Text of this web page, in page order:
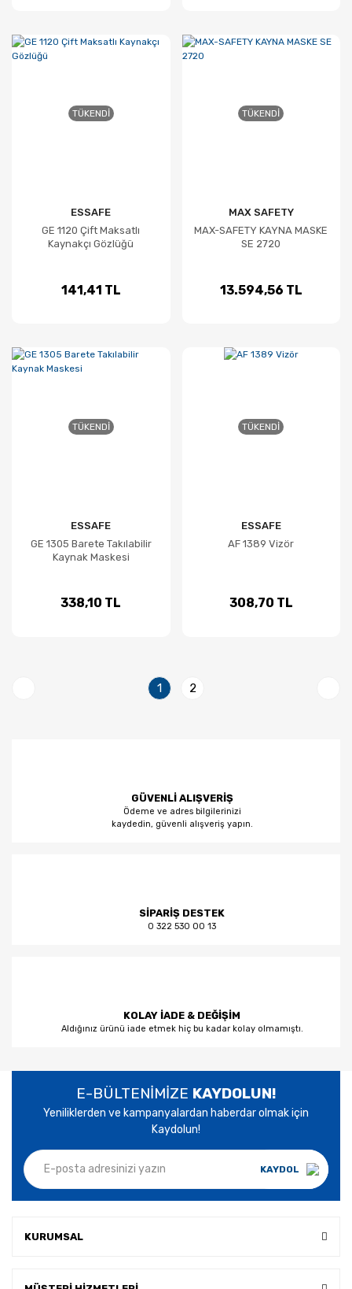
TÜKENDI
ESSAFE
GE 1120 Çift Maksatlı
Kaynakçı Gözlüğü
141,41 TL
TÜKENDI
MAX SAFETY
MAX-SAFETY KAYNA MASKE
SE 2720
13.594,56 TL
TÜKENDI
ESSAFE
GE 1305 Barete Takılabilir
Kaynak Maskesi
338,10 TL
TÜKENDI
ESSAFE
AF 1389 Vizör
308,70 TL
1 2
GÜVENLİ ALIŞVERİŞ
Ödeme ve adres bilgilerinizi
kaydedin, güvenli alışveriş yapın.
SİPARİŞ DESTEK
0 322 530 00 13
KOLAY İADE & DEĞİŞİM
Aldığınız ürünü iade etmek hiç bu kadar kolay olmamıştı.
E-BÜLTENİMİZE KAYDOLUN!
Yeniliklerden ve kampanyalardan haberdar olmak için
Kaydolun!
KAYDOL
KURUMSAL